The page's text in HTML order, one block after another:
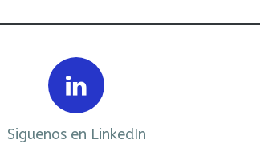
Siguenos en LinkedIn